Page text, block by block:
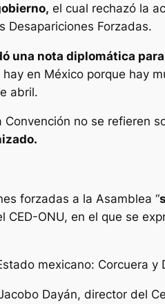
el cual rechazó la
Desapariciones Forzadas.
una nota diplomática
en México porque hay
abril.
no se refieren
forzadas a la Asamblea “
CED-ONU, en el que se
mexicano: Corcuera y
Dayán, director del